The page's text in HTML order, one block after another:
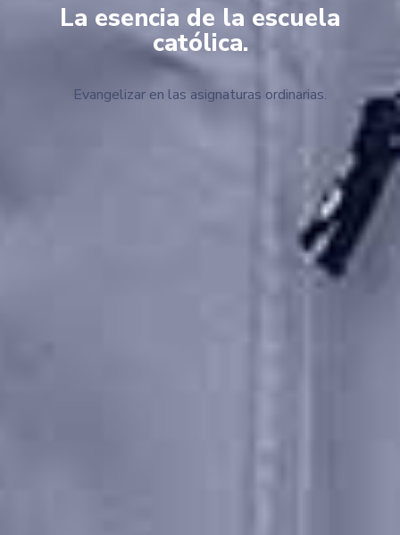
La esencia de la escuela
católica.
Evangelizar en las asignaturas ordinarias.